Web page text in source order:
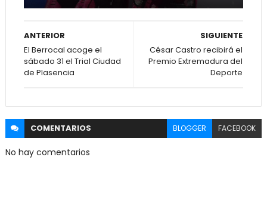
SIGUIENTE
César Castro recibirá el
Premio Extremadura del
Deporte
ANTERIOR
El Berrocal acoge el
sábado 31 el Trial Ciudad
de Plasencia
COMENTARIOS BLOGGER FACEBOOK
No hay comentarios